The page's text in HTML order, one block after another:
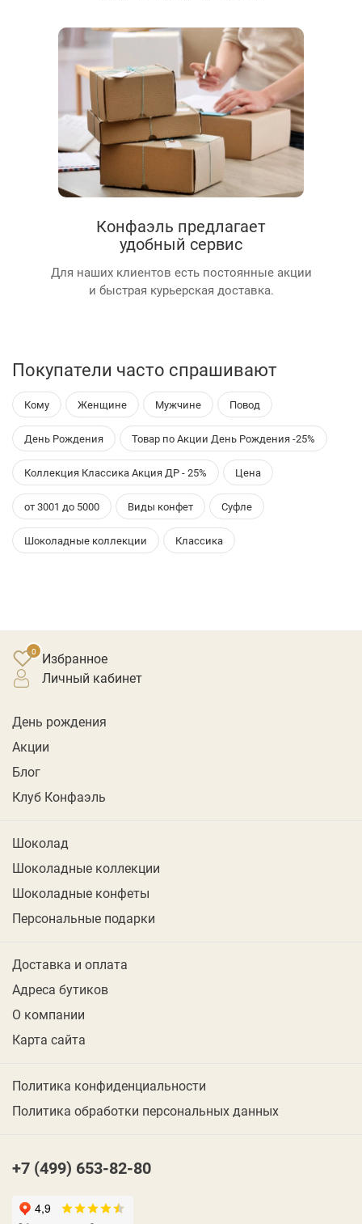
Конфаэль предлагает
удобный сервис
Для наших клиентов есть постоянные акции
и быстрая курьерская доставка.
Покупатели часто спрашивают
Кому Женщине Мужчине Повод
День Рождения Товар по Акции День Рождения -25%
Коллекция Классика Акция ДР - 25% Цена
от 3001 до 5000 Виды конфет Суфле
Шоколадные коллекции Классика
Избранное
личный кабинет
День рождения
Акции
Блог
Клуб Конфаэль
Шоколад
Шоколадные коллекции
Шоколадные конфеты
Персональные подарки
Доставка и оплата
Адреса бутиков
О компании
Карта сайта
Политика конфиденциальности
Политика обработки персональных данных
+7 (499) 653-82-80